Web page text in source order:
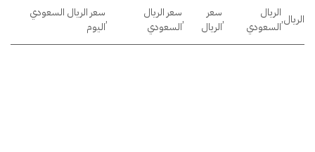
الريال,الريال
السعودي
,سعر
الريال
,سعر الريال
السعودي
,سعر الريال السعودي
اليوم